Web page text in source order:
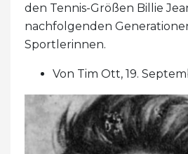
den Tennis-Größen Billie
nachfolgenden
Sportlerinnen.
Von Tim Ott, 19.